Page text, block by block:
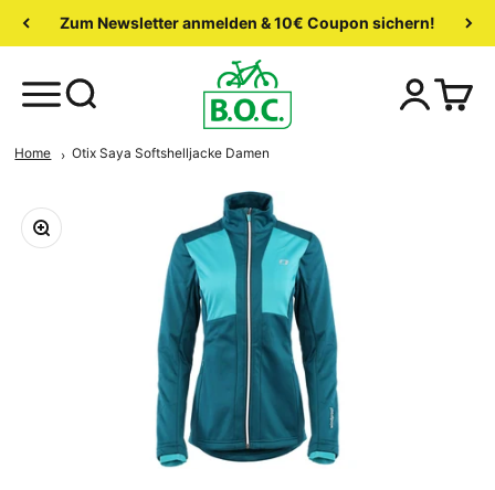
Zum Newsletter anmelden & 10€ Coupon sichern!
Home Otix Saya Softshelljacke Damen